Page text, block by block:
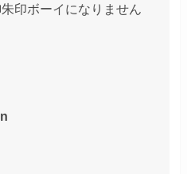
印ボーイになりません